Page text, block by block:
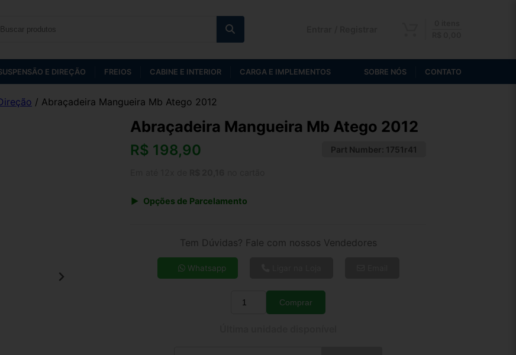
E DIREÇÃO FREIOS CABINE E INTERIOR CARGA E IMPLEMENTOS SOBRE NÓS CONTATO
/ Abraçadeira Mangueira Mb Atego 2012
Abraçadeira Mangueira Mb Atego 2012
R$ 198,90 Part Number: 1751r41
Opções de Parcelamento
7x de R$ 32,60
9x de R$ 26,01
Tem Dúvidas? Fale com nossos Vendedores
Whatsapp
Quantidade
Comprar